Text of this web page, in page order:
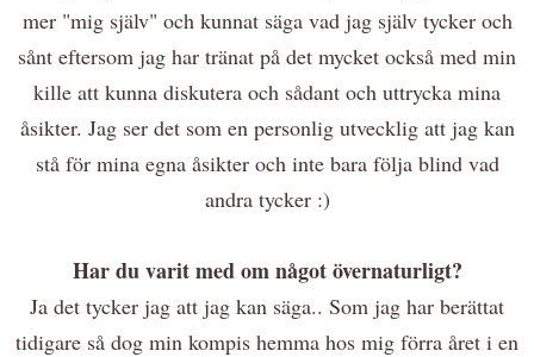
mer "mig själv" och kunnat säga vad jag själv tycker och
sånt eftersom jag har tränat på det mycket också med min
kille att kunna diskutera och sådant och uttrycka mina
åsikter. Jag ser det som en personlig utvecklig att jag kan
stå för mina egna åsikter och inte bara följa blind vad
andra tycker :)
Har du varit med om något övernaturligt?
Ja det tycker jag att jag kan säga.. Som jag har berättat
tidigare så dog min kompis hemma hos mig förra året i en